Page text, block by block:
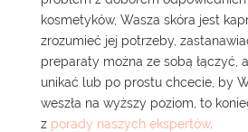
kosmetyków, Wasza skóra jest
zrozumieć jej potrzeby,
preparaty można ze sobą łączyć,
unikać lub po prostu chcecie, by
weszła na wyższy poziom, to
z porady naszych ekspertów.